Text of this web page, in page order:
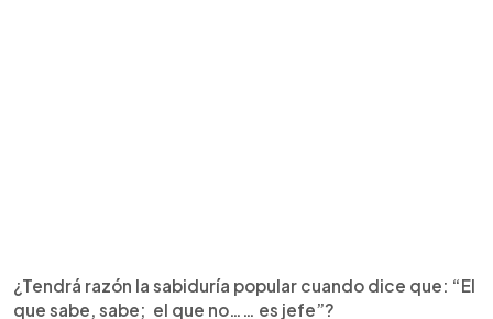
¿Tendrá razón la sabiduría popular cuando dice que: “El
que sabe, sabe; el que no…… es jefe”?